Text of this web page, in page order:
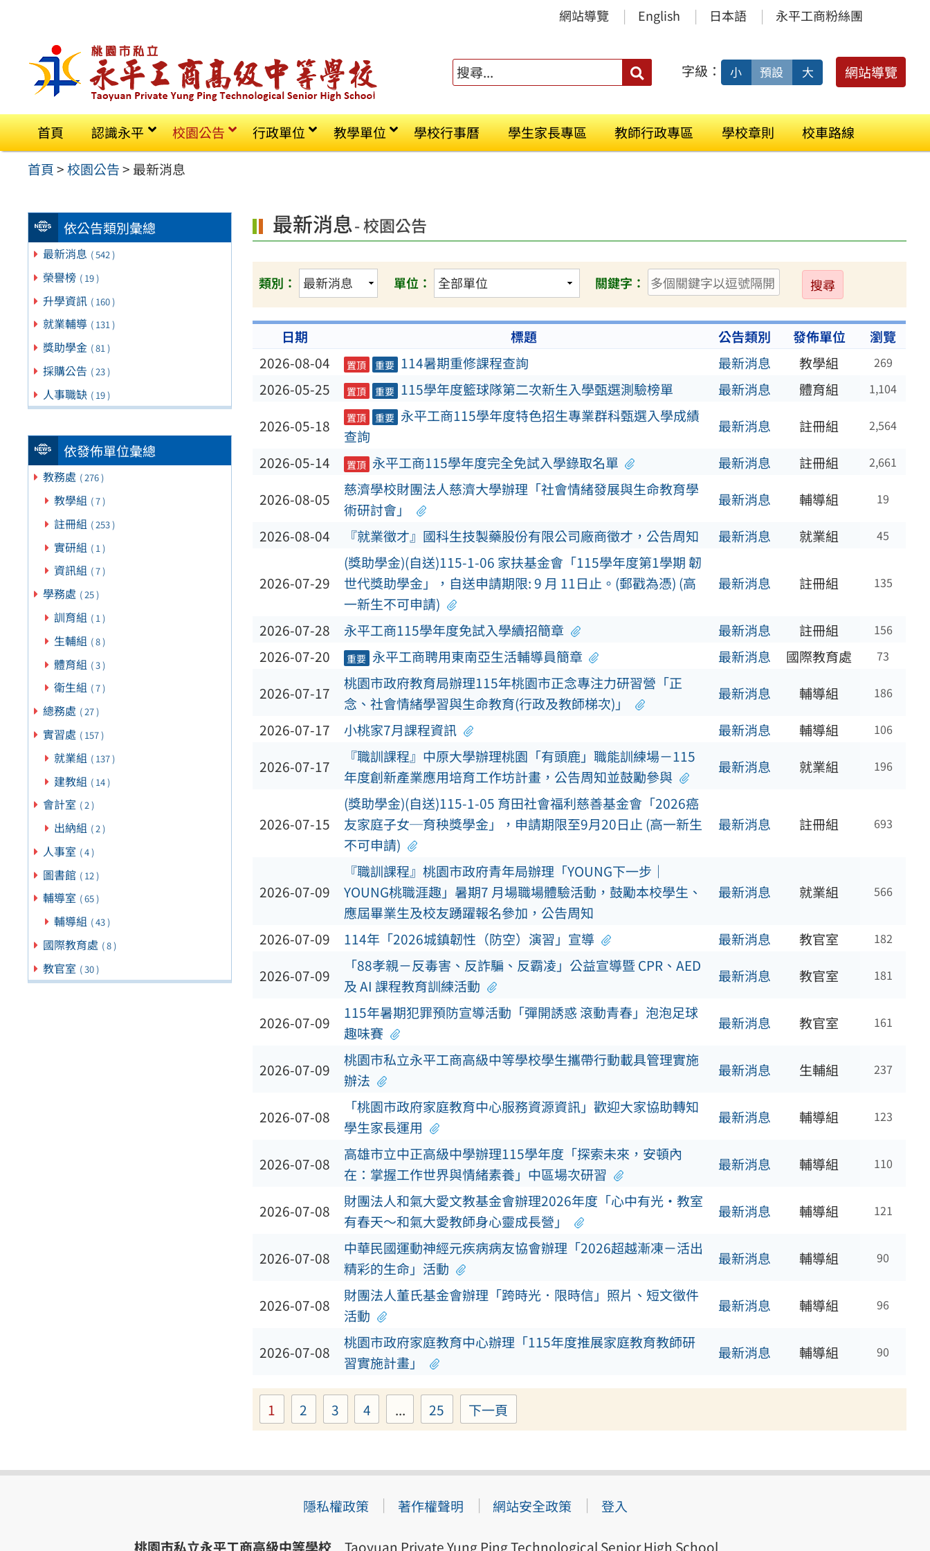
容
區
網站導覽 English 日本語 永平工商粉絲團
搜
字級： 小 預設 大 網站導覽
首頁 認識永平 校園公告 行政單位 教學單位 學校行事曆 學生家長專區 教師行政專區 學校章則
校車路線
首頁>校園公告> 最新消息
依公告類別彙總
最新消息 ( 542 )
榮譽榜 ( 19 )
升學資訊 ( 160 )
就業輔導 ( 131 )
獎助學金 ( 81 )
採購公告 ( 23 )
人事職缺 ( 19 )
依發佈單位彙總
教務處 ( 276 )
教學組 ( 7 )
註冊組 ( 253 )
實研組 ( 1 )
資訊組 ( 7 )
學務處 ( 25 )
訓育組 ( 1 )
生輔組 ( 8 )
體育組 ( 3 )
衛生組 ( 7 )
總務處 ( 27 )
實習處 ( 157 )
就業組 ( 137 )
建教組 ( 14 )
會計室 ( 2 )
出納組 ( 2 )
人事室 ( 4 )
圖書館 ( 12 )
輔導室 ( 65 )
輔導組 ( 43 )
國際教育處 ( 8 )
教官室 ( 30 )
最新消息- 校園公告
類別： 單位： 關鍵字：
送
出
日期 標題 公告類別 發佈單位
瀏覽
2026-08-04
置頂 重要 114暑期重修課程查詢 最新消息 教學組 269
2026-05-25 置頂 重要 115學年度籃球隊第二次新生入學甄選測驗榜單 最新消息 體育組 1,104
2026-05-18 置頂 重要 永平工商115學年度特色招生專業群科甄選入學成績
查詢
最新消息 註冊組 2,564
2026-05-14 置頂 永平工商115學年度完全免試入學錄取名單 最新消息 註冊組 2,661
2026-08-05
慈濟學校財團法人慈濟大學辦理「社會情緒發展與生命教育學
術研討會」
最新消息 輔導組 19
2026-08-04 『就業徵才』國科生技製藥股份有限公司廠商徵才，公告周知 最新消息 就業組 45
2026-07-29
(獎助學金)(自送)115-1-06 家扶基金會「115學年度第1學期 韌
世代獎助學金」，自送申請期限: 9 月 11日止。(郵戳為憑) (高
一新生不可申請)
最新消息 註冊組 135
2026-07-28 永平工商115學年度免試入學續招簡章 最新消息 註冊組 156
2026-07-20 重要 永平工商聘用東南亞生活輔導員簡章 最新消息 國際教育處 73
2026-07-17
桃園市政府教育局辦理115年桃園市正念專注力研習營「正
念、社會情緒學習與生命教育(行政及教師梯次)」
最新消息 輔導組 186
2026-07-17 小桃家7月課程資訊 最新消息 輔導組 106
2026-07-17
『職訓課程』中原大學辦理桃園「有頭鹿」職能訓練場－115
年度創新產業應用培育工作坊計畫，公告周知並鼓勵參與
最新消息 就業組 196
2026-07-15
(獎助學金)(自送)115-1-05 育田社會福利慈善基金會「2026癌
友家庭子女─育秧獎學金」，申請期限至9月20日止 (高一新生
不可申請)
最新消息 註冊組 693
2026-07-09
『職訓課程』桃園市政府青年局辦理「YOUNG下一步｜
YOUNG桃職涯趣」暑期7 月場職場體驗活動，鼓勵本校學生、
應屆畢業生及校友踴躍報名參加，公告周知
最新消息 就業組 566
2026-07-09 114年「2026城鎮韌性（防空）演習」宣導 最新消息 教官室 182
2026-07-09
「88孝親－反毒害、反詐騙、反霸凌」公益宣導暨 CPR、AED
及 AI 課程教育訓練活動
最新消息 教官室 181
2026-07-09
115年暑期犯罪預防宣導活動「彈開誘惑 滾動青春」泡泡足球
趣味賽
最新消息 教官室 161
2026-07-09
桃園市私立永平工商高級中等學校學生攜帶行動載具管理實施
辦法
最新消息 生輔組 237
2026-07-08
「桃園市政府家庭教育中心服務資源資訊」歡迎大家協助轉知
學生家長運用
最新消息 輔導組 123
2026-07-08
高雄市立中正高級中學辦理115學年度「探索未來，安頓內
在：掌握工作世界與情緒素養」中區場次研習
最新消息 輔導組 110
2026-07-08
財團法人和氣大愛文教基金會辦理2026年度「心中有光・教室
有春天～和氣大愛教師身心靈成長營」
最新消息 輔導組 121
2026-07-08
中華民國運動神經元疾病病友協會辦理「2026超越漸凍－活出
精彩的生命」活動
最新消息 輔導組 90
2026-07-08
財團法人董氏基金會辦理「跨時光．限時信」照片、短文徵件
活動
最新消息 輔導組 96
2026-07-08
桃園市政府家庭教育中心辦理「115年度推展家庭教育教師研
習實施計畫」
最新消息 輔導組 90
Page
1 Page
2 Page
3 Page
4 ... Page
25 下一頁
隱私權政策 著作權聲明 網站安全政策 登入
桃園市私立永平工商高級中等學校Taoyuan Private Yung Ping Technological Senior High School